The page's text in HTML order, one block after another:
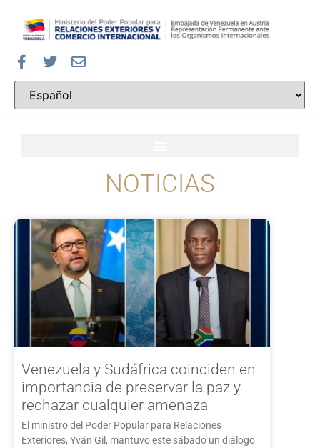
NOTICIAS
Venezuela y Sudáfrica coinciden en
importancia de preservar la paz y
rechazar cualquier amenaza
El ministro del Poder Popular para Relaciones
Exteriores, Yván Gil, mantuvo este sábado un diálogo